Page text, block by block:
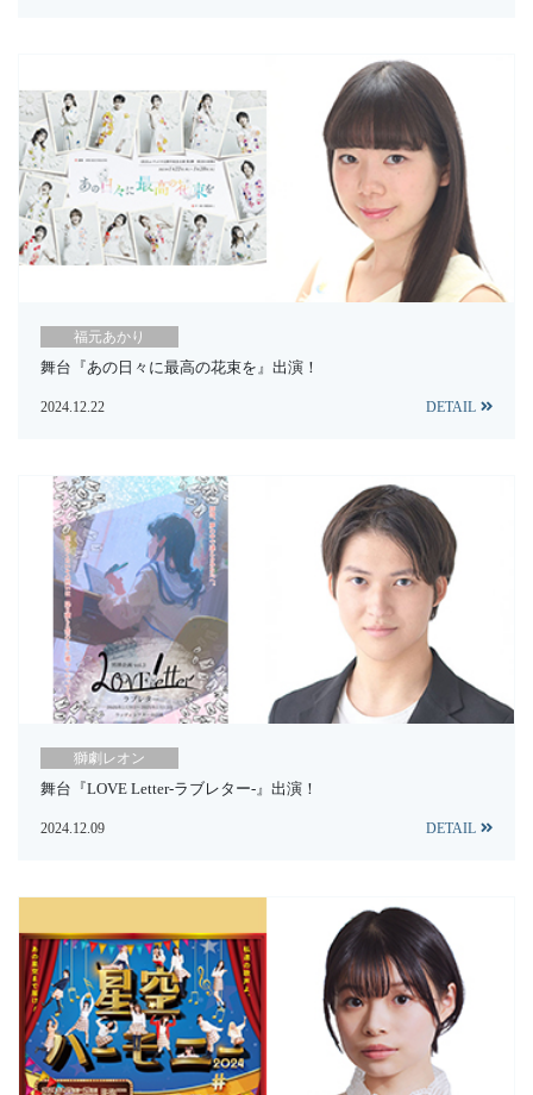
福元あかり
舞台『あの日々に最高の花束を』出演！
2024.12.22 DETAIL
獅劇レオン
舞台『LOVE Letter-ラブレター-』出演！
2024.12.09 DETAIL